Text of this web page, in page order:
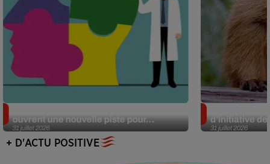
31 juillet 2026
ouvrent une nouvelle piste pour...
31 juillet 2026
d’initiative
+ D'ACTU POSITIVE